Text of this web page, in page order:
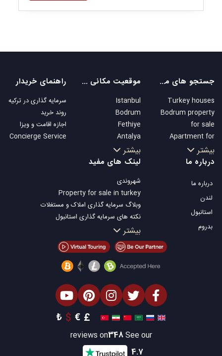
جستجو های محبوب
Turkey houses
Bodrum property
for sale
Apartment for
sale in Istanbul
Istanbul Villas
Apartment for
sale in Antalya
Antalya homes
بیشتر
موقعیت مکانی های محبوب
Istanbul
Bodrum
Fethiye
Antalya
Kalkan
Alanya
Bursa
Gocek
Side
Kemer
Dalyan
Izmir
Belek
بیشتر
راهنمای خریدار
سرمایه گذاری در ترکیه
روند خرید
اجازه اقامت و ویزا
Concierge Service
درباره ما
درباره ما
لندن
استانبول
بدروم
لینک های مفید
شهروندی
Property for sale in turkey
وبلاگ سرمایه گذاری املاک و مستغلات
نکته های سرمایه گذاری استانبول
تلویزیون Property Turkey
املاک مناسب سرمایه گذاری استانبول
فروش ملک شما
املاک توافقی
املاک لوکس
املاک مناسب سرمایه گذاری
طراحی ساختمان
بیشتر
£
€
$
₺
See our
348
reviews on
4.7